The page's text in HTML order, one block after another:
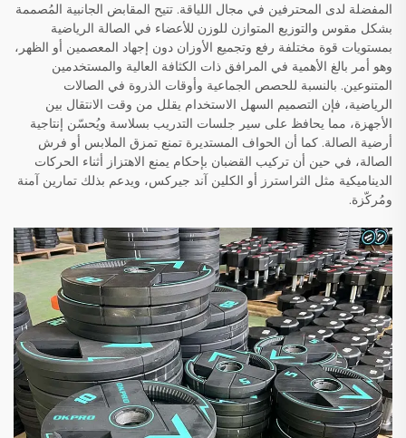
المفضلة لدى المحترفين في مجال اللياقة. تتيح المقابض الجانبية المُصممة
بشكل مقوس والتوزيع المتوازن للوزن للأعضاء في الصالة الرياضية
بمستويات قوة مختلفة رفع وتجميع الأوزان دون إجهاد المعصمين أو الظهر،
وهو أمر بالغ الأهمية في المرافق ذات الكثافة العالية والمستخدمين
المتنوعين. بالنسبة للحصص الجماعية وأوقات الذروة في الصالات
الرياضية، فإن التصميم السهل الاستخدام يقلل من وقت الانتقال بين
الأجهزة، مما يحافظ على سير جلسات التدريب بسلاسة ويُحسّن إنتاجية
أرضية الصالة. كما أن الحواف المستديرة تمنع تمزق الملابس أو فرش
الصالة، في حين أن تركيب القضبان بإحكام يمنع الاهتزاز أثناء الحركات
الديناميكية مثل الثراسترز أو الكلين آند جيركس، ويدعم بذلك تمارين آمنة
ومُركّزة.